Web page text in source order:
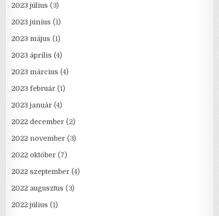
2023 július (3)
2023 június (1)
2023 május (1)
2023 április (4)
2023 március (4)
2023 február (1)
2023 január (4)
2022 december (2)
2022 november (3)
2022 október (7)
2022 szeptember (4)
2022 augusztus (3)
2022 július (1)